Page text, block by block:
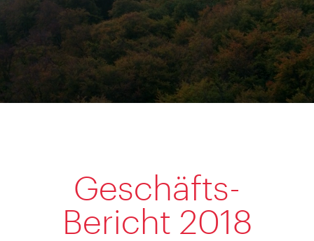
Geschäfts-
Bericht 2018